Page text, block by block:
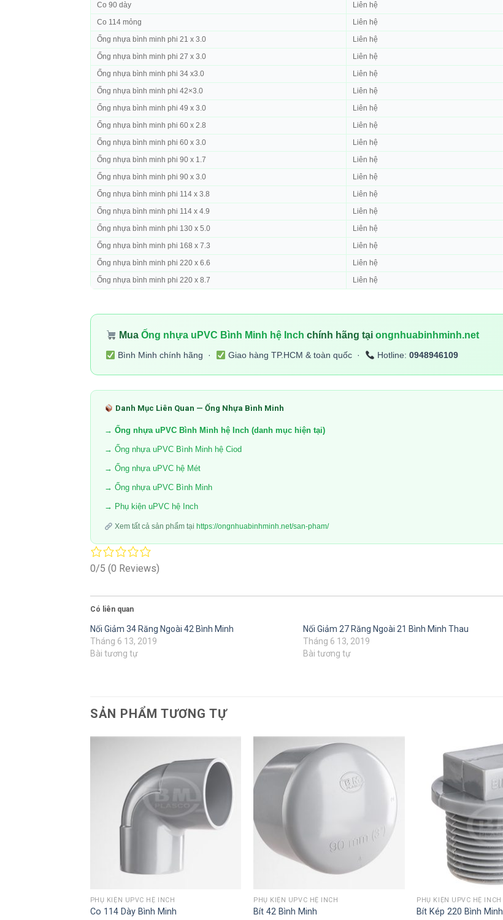
Co 90 dày Liên hệ
Co 114 mỏng Liên hệ
Ống nhựa bình minh phi 21 x 3.0 Liên hệ
Ống nhựa bình minh phi 27 x 3.0 Liên hệ
Ống nhựa bình minh phi 34 x3.0 Liên hệ
Ống nhựa bình minh phi 42×3.0 Liên hệ
Ống nhựa bình minh phi 49 x 3.0 Liên hệ
Ống nhựa bình minh phi 60 x 2.8 Liên hệ
Ống nhựa bình minh phi 60 x 3.0 Liên hệ
Ống nhựa bình minh phi 90 x 1.7 Liên hệ
Ống nhựa bình minh phi 90 x 3.0 Liên hệ
Ống nhựa bình minh phi 114 x 3.8 Liên hệ
Ống nhựa bình minh phi 114 x 4.9 Liên hệ
Ống nhựa bình minh phi 130 x 5.0 Liên hệ
Ống nhựa bình minh phi 168 x 7.3 Liên hệ
Ống nhựa bình minh phi 220 x 6.6 Liên hệ
Ống nhựa bình minh phi 220 x 8.7 Liên hệ
MuaỐng nhựa uPVC Bình Minh hệ Inch chính hãng tạiongnhuabinhminh.net
Bình Minh chính hãng · Giao hàng TP.HCM & toàn quốc · Hotline: 0948946109
Danh Mục Liên Quan — Ống Nhựa Bình Minh
→ Ống nhựa uPVC Bình Minh hệ Inch (danh mục hiện tại)
→ Ống nhựa uPVC Bình Minh hệ Ciod
→ Ống nhựa uPVC hệ Mét
→ Ống nhựa uPVC Bình Minh
→ Phụ kiện uPVC hệ Inch
Xem tất cả sản phẩm tại https://ongnhuabinhminh.net/san-pham/
0/5 (0 Reviews)
Có liên quan
Nối Giảm 34 Răng Ngoài 42 Bình Minh
Tháng 6 13, 2019
Bài tương tự
Nối Giảm 27 Răng Ngoài 21 Bình Minh Thau
Tháng 6 13, 2019
Bài tương tự
SẢN PHẨM TƯƠNG TỰ
PHỤ KIỆN UPVC HỆ INCH
Co 114 Dày Bình Minh
PHỤ KIỆN UPVC HỆ INCH
Bít 42 Bình Minh
PHỤ KIỆN UPVC HỆ INCH
Bít Kép 220 Bình Minh